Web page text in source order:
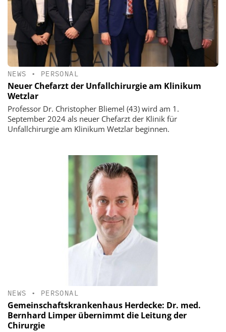
NEWS • PERSONAL
Neuer Chefarzt der Unfallchirurgie am Klinikum
Wetzlar
Professor Dr. Christopher Bliemel (43) wird am 1.
September 2024 als neuer Chefarzt der Klinik für
Unfallchirurgie am Klinikum Wetzlar beginnen.
NEWS • PERSONAL
Gemeinschaftskrankenhaus Herdecke: Dr. med.
Bernhard Limper übernimmt die Leitung der
Chirurgie